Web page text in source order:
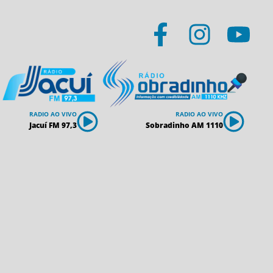
RADIO AO VIVO
Jacuí FM 97,3
RADIO AO VIVO
Sobradinho AM 1110